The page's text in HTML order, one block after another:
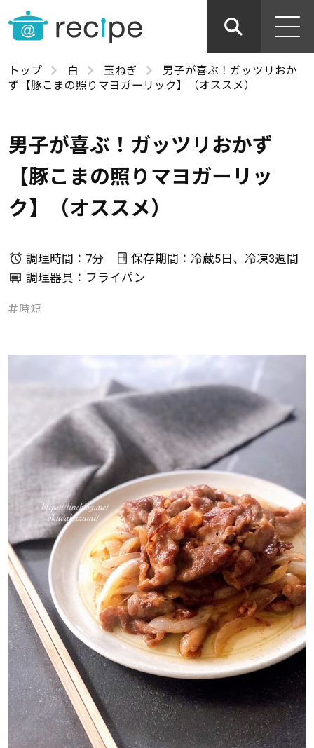
トップ 白 玉ねぎ
男子が喜ぶ！ガッツリおか
ず【豚こまの照りマヨガーリック】（オススメ）
男子が喜ぶ！ガッツリおかず
【豚こまの照りマヨガーリッ
ク】（オススメ）
調理時間：7分
保存期間：冷蔵5日、冷凍3週間
調理器具：フライパン
時短